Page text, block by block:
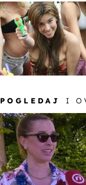
POGLEDAJ I